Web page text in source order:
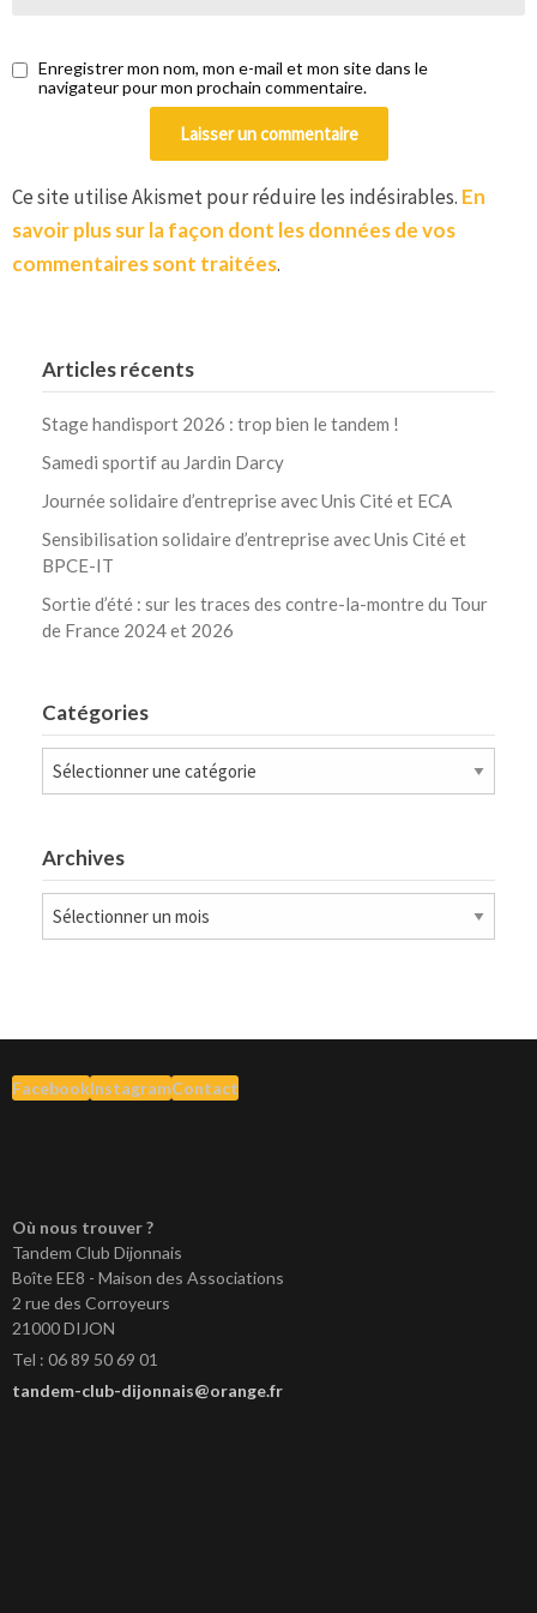
Enregistrer mon nom, mon e-mail et mon site dans le
navigateur pour mon prochain commentaire.
Ce site utilise Akismet pour réduire les indésirables. En
savoir plus sur la façon dont les données de vos
commentaires sont traitées.
Articles récents
Stage handisport 2026 : trop bien le tandem !
Samedi sportif au Jardin Darcy
Journée solidaire d’entreprise avec Unis Cité et ECA
Sensibilisation solidaire d’entreprise avec Unis Cité et
BPCE-IT
Sortie d’été : sur les traces des contre-la-montre du Tour
de France 2024 et 2026
Catégories
Catégories
Archives
Archives
FacebookInstagramContact
Où nous trouver ?
Tandem Club Dijonnais
Boîte EE8 - Maison des Associations
2 rue des Corroyeurs
21000 DIJON
Tel : 06 89 50 69 01
tandem-club-dijonnais@orange.fr